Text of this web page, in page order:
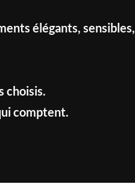
élégants, sensibles,
choisis.
comptent.